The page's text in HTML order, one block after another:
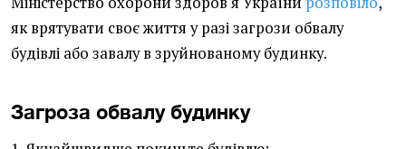
як врятувати своє життя у разі загрози обвалу
будівлі або завалу в зруйнованому будинку.
Загроза обвалу будинку